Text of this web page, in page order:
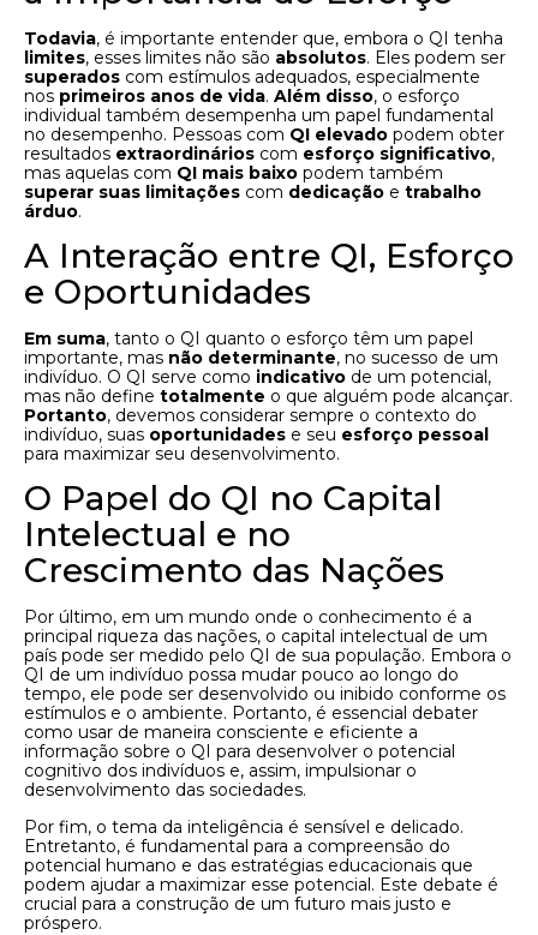
Todavia, é importante entender que, embora o QI tenha
limites, esses limites não são absolutos. Eles podem ser
superados com estímulos adequados, especialmente
nos primeiros anos de vida. Além disso, o esforço
individual também desempenha um papel fundamental
no desempenho. Pessoas com QI elevado podem obter
resultados extraordinários com esforço significativo,
mas aquelas com QI mais baixo podem também
superar suas limitações com dedicação e trabalho
árduo.
A Interação entre QI, Esforço
e Oportunidades
Em suma, tanto o QI quanto o esforço têm um papel
importante, mas não determinante, no sucesso de um
indivíduo. O QI serve como indicativo de um potencial,
mas não define totalmente o que alguém pode alcançar.
Portanto, devemos considerar sempre o contexto do
indivíduo, suas oportunidades e seu esforço pessoal
para maximizar seu desenvolvimento.
O Papel do QI no Capital
Intelectual e no
Crescimento das Nações
Por último, em um mundo onde o conhecimento é a
principal riqueza das nações, o capital intelectual de um
país pode ser medido pelo QI de sua população. Embora o
QI de um indivíduo possa mudar pouco ao longo do
tempo, ele pode ser desenvolvido ou inibido conforme os
estímulos e o ambiente. Portanto, é essencial debater
como usar de maneira consciente e eficiente a
informação sobre o QI para desenvolver o potencial
cognitivo dos indivíduos e, assim, impulsionar o
desenvolvimento das sociedades.
Por fim, o tema da inteligência é sensível e delicado.
Entretanto, é fundamental para a compreensão do
potencial humano e das estratégias educacionais que
podem ajudar a maximizar esse potencial. Este debate é
crucial para a construção de um futuro mais justo e
próspero.